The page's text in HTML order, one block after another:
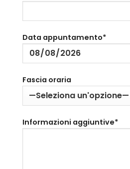
Data appuntamento*
Fascia oraria
Informazioni aggiuntive*